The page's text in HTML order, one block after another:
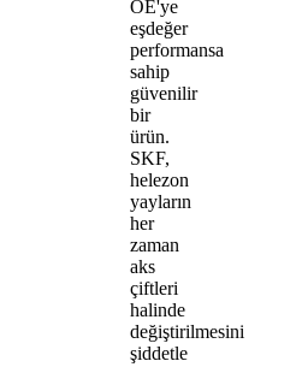
OE'ye
eşdeğer
performansa
sahip
güvenilir
bir
ürün.
SKF,
helezon
yayların
her
zaman
aks
çiftleri
halinde
değiştirilmesini
şiddetle